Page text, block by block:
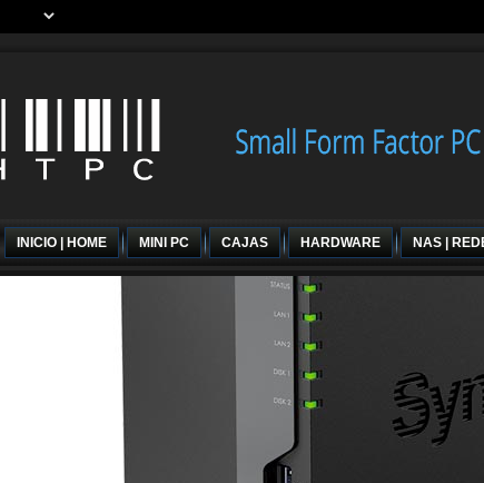
INICIO | HOME MINI PC CAJAS HARDWARE NAS |